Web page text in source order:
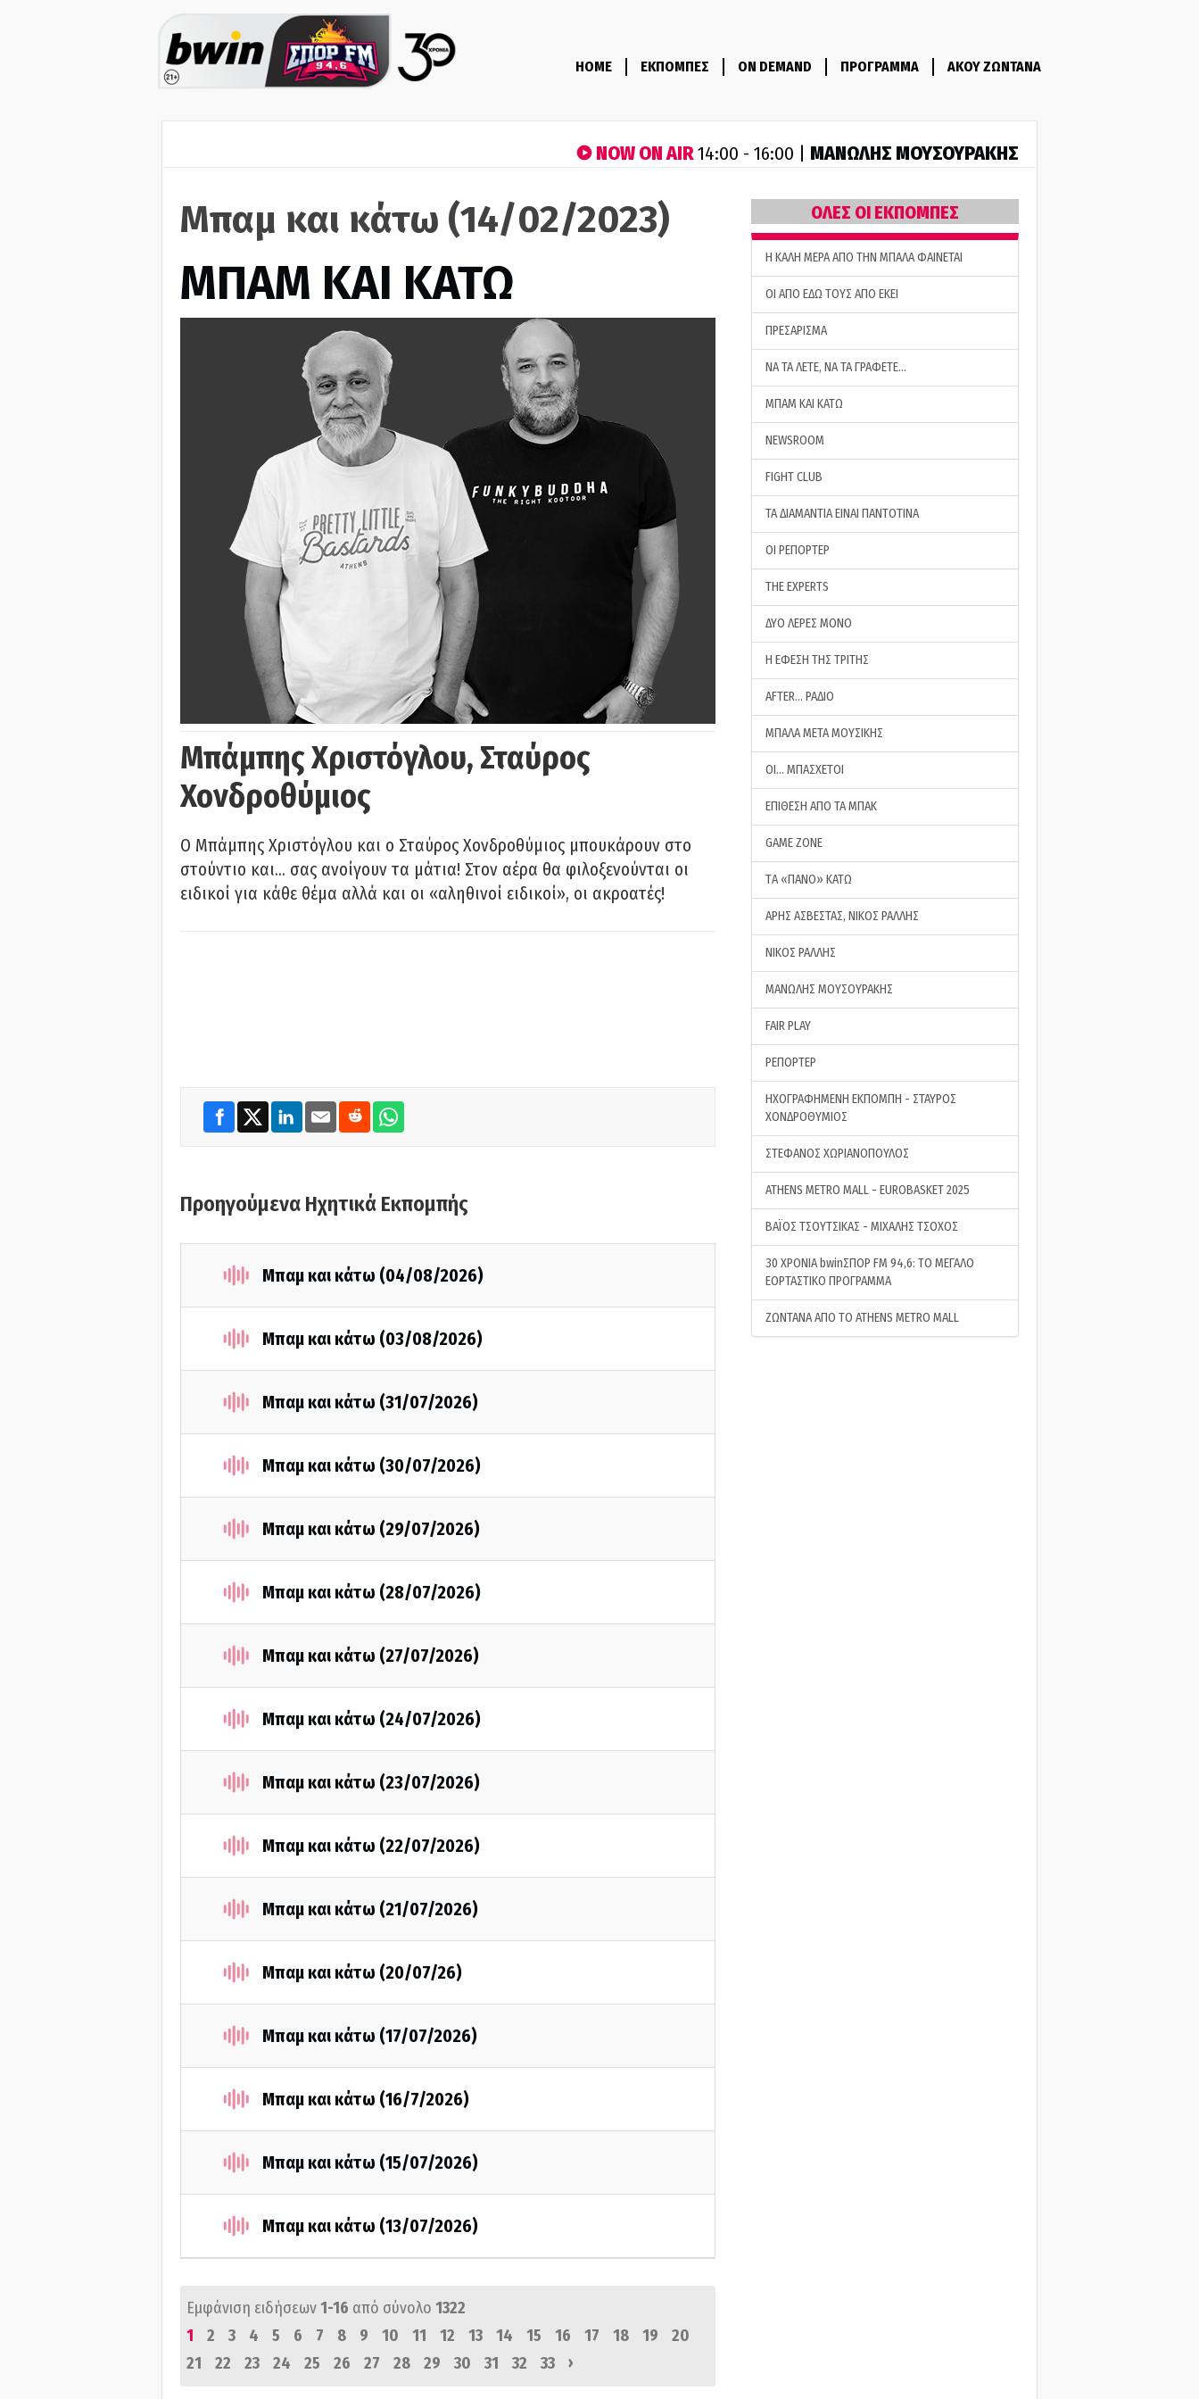
HOME ΕΚΠΟΜΠΕΣ ON DEMAND ΠΡΟΓΡΑΜΜΑ ΑΚΟΥ ΖΩΝΤΑΝΑ
NOW ON AIR14:00 - 16:00 | ΜΑΝΩΛΗΣ ΜΟΥΣΟΥΡΑΚΗΣ
Μπαμ και κάτω (14/02/2023)
ΜΠΑΜ ΚΑΙ ΚΑΤΩ
Μπάμπης Χριστόγλου, Σταύρος
Χονδροθύμιος
O Μπάμπης Χριστόγλου και ο Σταύρος Χονδροθύμιος μπουκάρουν στο
στούντιο και… σας ανοίγουν τα μάτια! Στον αέρα θα φιλοξενούνται οι
ειδικοί για κάθε θέμα αλλά και οι «αληθινοί ειδικοί», οι ακροατές!
Προηγούμενα Ηχητικά Εκπομπής
Μπαμ και κάτω (04/08/2026)
Μπαμ και κάτω (03/08/2026)
Μπαμ και κάτω (31/07/2026)
Μπαμ και κάτω (30/07/2026)
Μπαμ και κάτω (29/07/2026)
Μπαμ και κάτω (28/07/2026)
Μπαμ και κάτω (27/07/2026)
Μπαμ και κάτω (24/07/2026)
Μπαμ και κάτω (23/07/2026)
Μπαμ και κάτω (22/07/2026)
Μπαμ και κάτω (21/07/2026)
Μπαμ και κάτω (20/07/26)
Μπαμ και κάτω (17/07/2026)
Μπαμ και κάτω (16/7/2026)
Μπαμ και κάτω (15/07/2026)
Μπαμ και κάτω (13/07/2026)
Εμφάνιση ειδήσεων1-16 από σύνολο 1322
1
2 3 4 5 6 7 8 9 10 11 12 13 14 15 16 17 18 19
20
21
22 23 24 25 26 27 28 29 30 31 32 33 ›
ΟΛΕΣ ΟΙ ΕΚΠΟΜΠΕΣ
H ΚΑΛΗ ΜΕΡΑ ΑΠΟ ΤΗΝ ΜΠΑΛΑ ΦΑΙΝΕΤΑΙ
ΟΙ ΑΠΟ ΕΔΩ ΤΟΥΣ ΑΠΟ ΕΚΕΙ
ΠΡΕΣΑΡΙΣΜΑ
ΝΑ ΤΑ ΛΕΤΕ, ΝΑ ΤΑ ΓΡΑΦΕΤΕ…
ΜΠΑΜ ΚΑΙ ΚΑΤΩ
NEWSROOM
FIGHT CLUB
ΤΑ ΔΙΑΜΑΝΤΙΑ ΕΙΝΑΙ ΠΑΝΤΟΤΙΝΑ
ΟΙ ΡΕΠΟΡΤΕΡ
THE EXPERTS
ΔΥΟ ΛΕΡΕΣ ΜΟΝΟ
Η ΕΦΕΣΗ ΤΗΣ ΤΡΙΤΗΣ
AFTER… ΡΑΔΙΟ
ΜΠΑΛΑ ΜΕΤΑ ΜΟΥΣΙΚΗΣ
ΟΙ… ΜΠΑΣΧΕΤΟΙ
ΕΠΙΘΕΣΗ ΑΠΟ ΤΑ ΜΠΑΚ
GAME ZONE
ΤA «ΠΑΝΟ» ΚΑΤΩ
ΑΡΗΣ ΑΣΒΕΣΤΑΣ, ΝΙΚΟΣ ΡΑΛΛΗΣ
ΝΙΚΟΣ ΡΑΛΛΗΣ
ΜΑΝΩΛΗΣ ΜΟΥΣΟΥΡΑΚΗΣ
FAIR PLAY
ΡΕΠΟΡΤΕΡ
ΗΧΟΓΡΑΦΗΜΕΝΗ ΕΚΠΟΜΠΗ - ΣΤΑΥΡΟΣ
ΧΟΝΔΡΟΘΥΜΙΟΣ
ΣΤΕΦΑΝΟΣ ΧΩΡΙΑΝΟΠΟΥΛΟΣ
ATHENS METRO MALL - EUROBASKET 2025
ΒΑΪΟΣ ΤΣΟΥΤΣΙΚΑΣ - ΜΙΧΑΛΗΣ ΤΣΟΧΟΣ
30 ΧΡΟΝΙΑ bwinΣΠΟΡ FM 94,6: ΤΟ ΜΕΓΑΛΟ
ΕΟΡΤΑΣΤΙΚΟ ΠΡΟΓΡΑΜΜΑ
ΖΩΝΤΑΝΑ ΑΠΟ ΤΟ ATHENS METRO MALL